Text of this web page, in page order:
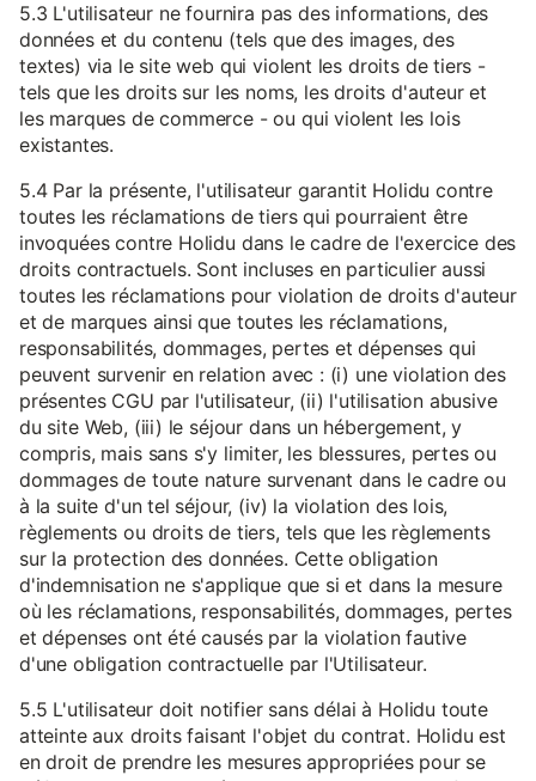
5.3 L'utilisateur ne fournira pas des informations, des
données et du contenu (tels que des images, des
textes) via le site web qui violent les droits de tiers -
tels que les droits sur les noms, les droits d'auteur et
les marques de commerce - ou qui violent les lois
existantes.
5.4 Par la présente, l'utilisateur garantit Holidu contre
toutes les réclamations de tiers qui pourraient être
invoquées contre Holidu dans le cadre de l'exercice des
droits contractuels. Sont incluses en particulier aussi
toutes les réclamations pour violation de droits d'auteur
et de marques ainsi que toutes les réclamations,
responsabilités, dommages, pertes et dépenses qui
peuvent survenir en relation avec : (i) une violation des
présentes CGU par l'utilisateur, (ii) l'utilisation abusive
du site Web, (iii) le séjour dans un hébergement, y
compris, mais sans s'y limiter, les blessures, pertes ou
dommages de toute nature survenant dans le cadre ou
à la suite d'un tel séjour, (iv) la violation des lois,
règlements ou droits de tiers, tels que les règlements
sur la protection des données. Cette obligation
d'indemnisation ne s'applique que si et dans la mesure
où les réclamations, responsabilités, dommages, pertes
et dépenses ont été causés par la violation fautive
d'une obligation contractuelle par l'Utilisateur.
5.5 L'utilisateur doit notifier sans délai à Holidu toute
atteinte aux droits faisant l'objet du contrat. Holidu est
en droit de prendre les mesures appropriées pour se